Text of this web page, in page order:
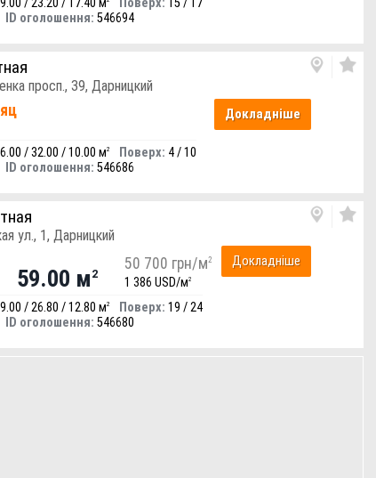
ID оголошення: 546694
просп., 39, Дарницкий
Докладніше
/ 32.00 / 10.00 м2 Поверх: 4 / 10
ID оголошення: 546686
ул., 1, Дарницкий
59.00 м 2
50 700 грн/м2
1 386 USD/м2
Докладніше
/ 26.80 / 12.80 м2 Поверх: 19 / 24
ID оголошення: 546680